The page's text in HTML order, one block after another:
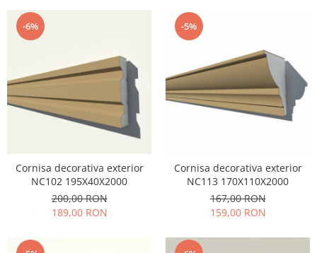
-6%
Cornisa decorativa exterior
NC102 195X40X2000
200,00 RON
189,00 RON
-5%
Cornisa decorativa exterior
NC113 170X110X2000
167,00 RON
159,00 RON